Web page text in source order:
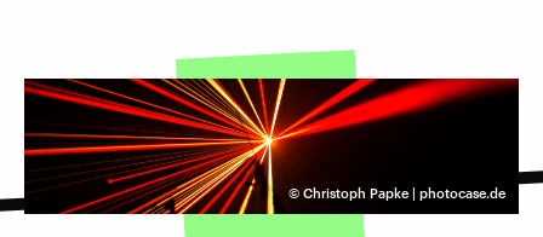
© Christoph Papke | photocase.de